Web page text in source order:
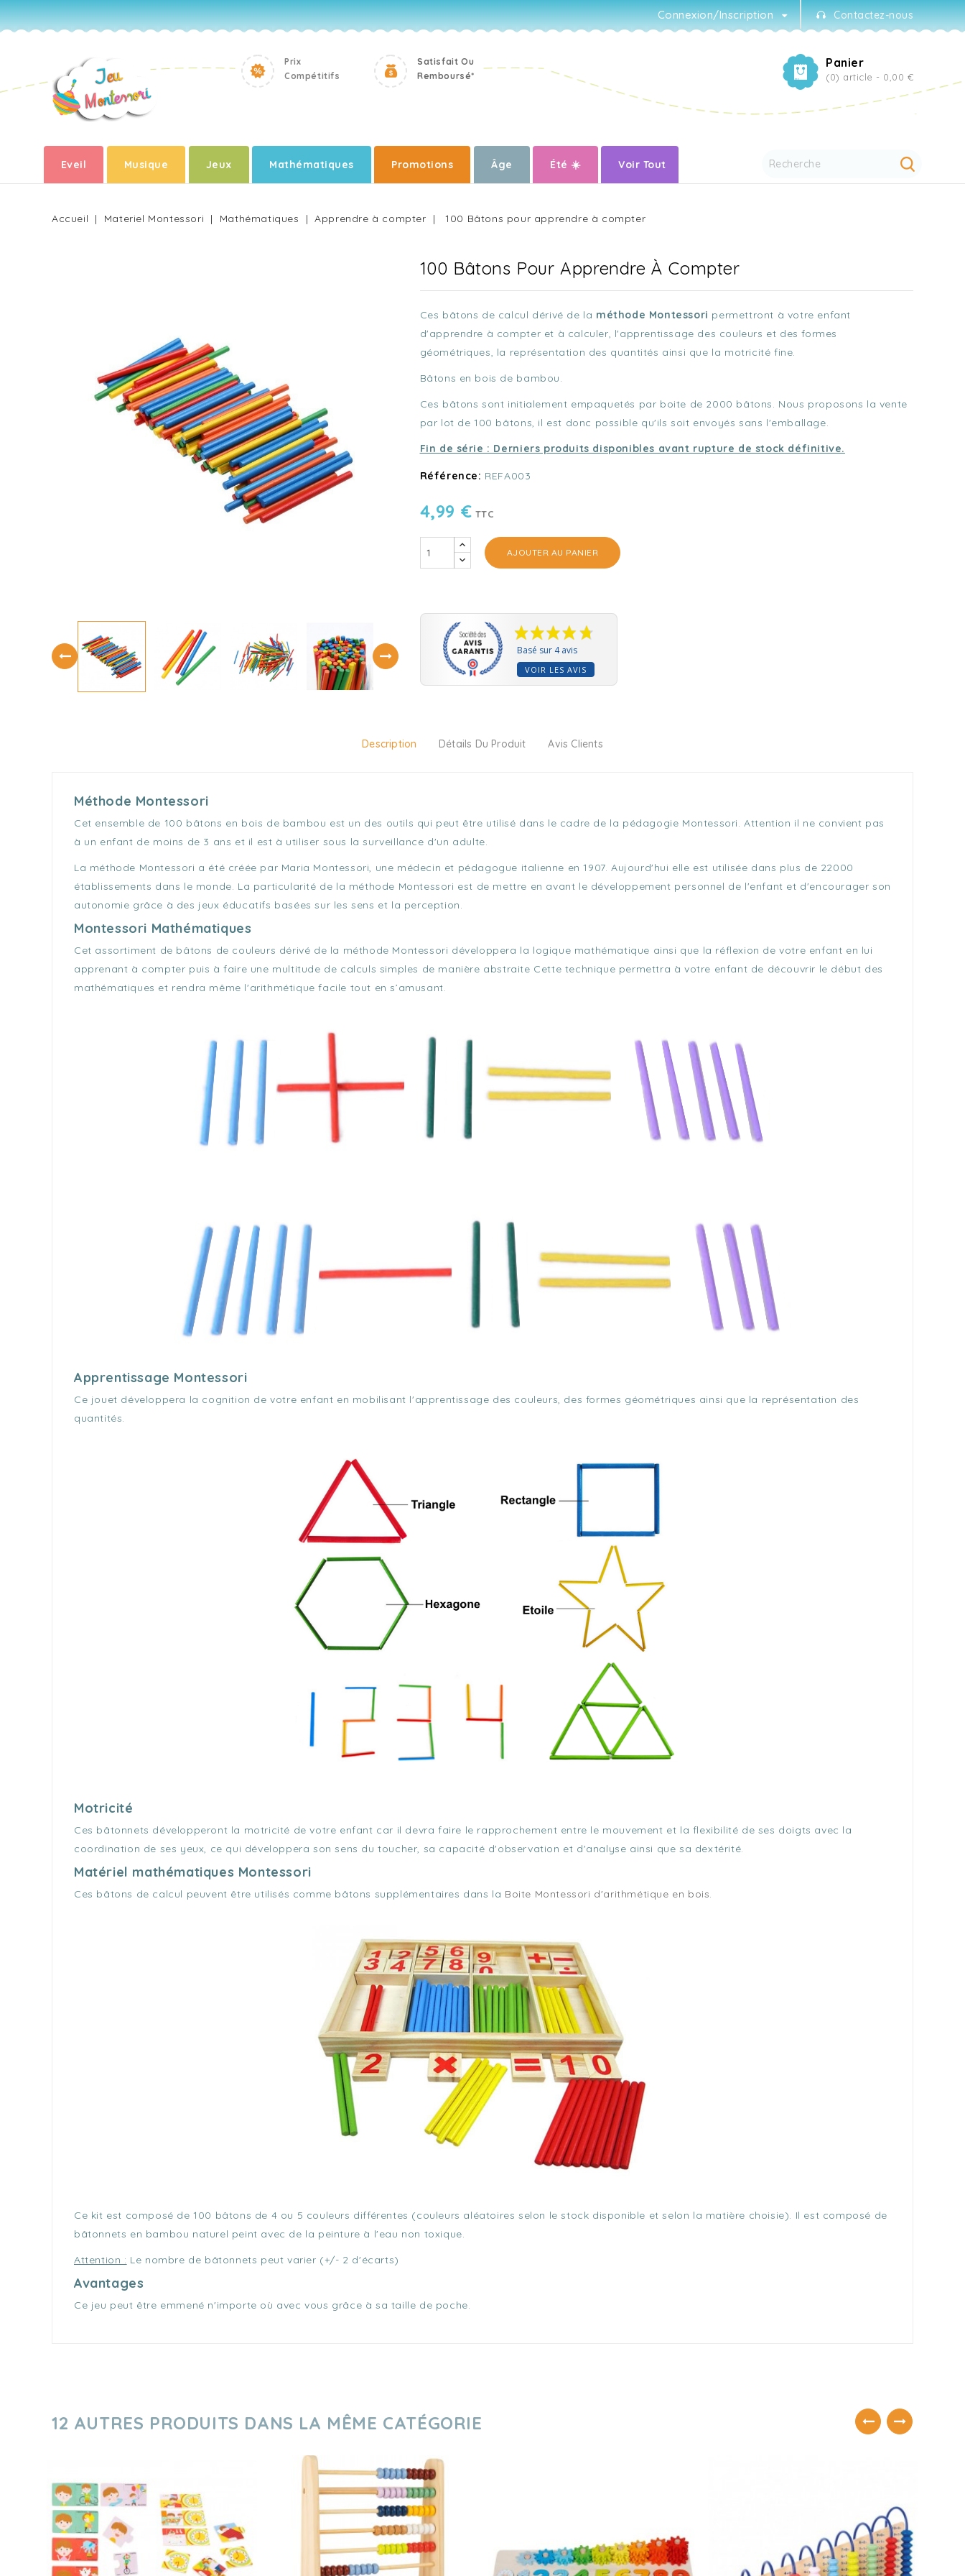
Contactez-nous
Connexion/Inscription
Panier
(0) article - 0,00 €
Prix
Compétitifs
Satisfait Ou
Remboursé*
Eveil Musique Jeux Mathématiques Promotions Âge Été ☀️ Voir Tout
Accueil Materiel Montessori Mathématiques Apprendre à compter 100 Bâtons pour apprendre à compter
100 Bâtons Pour Apprendre À Compter
Ces bâtons de calcul dérivé de la méthode Montessori permettront à votre enfant
d'apprendre à compter et à calculer, l'apprentissage des couleurs et des formes
géométriques, la représentation des quantités ainsi que la motricité fine.
Bâtons en bois de bambou.
Ces bâtons sont initialement empaquetés par boite de 2000 bâtons. Nous proposons la vente
par lot de 100 bâtons, il est donc possible qu'ils soit envoyés sans l'emballage.
Fin de série : Derniers produits disponibles avant rupture de stock définitive.
Référence: REFA003
4,99 € TTC
AJOUTER AU PANIER
Basé sur 4 avis
VOIR LES AVIS
Description Détails Du Produit Avis Clients
Méthode Montessori
Cet ensemble de 100 bâtons en bois de bambou est un des outils qui peut être utilisé dans le cadre de la pédagogie Montessori. Attention il ne convient pas
à un enfant de moins de 3 ans et il est à utiliser sous la surveillance d'un adulte.
La méthode Montessori a été créée par Maria Montessori, une médecin et pédagogue italienne en 1907. Aujourd'hui elle est utilisée dans plus de 22000
établissements dans le monde. La particularité de la méthode Montessori est de mettre en avant le développement personnel de l'enfant et d'encourager son
autonomie grâce à des jeux éducatifs basées sur les sens et la perception.
Montessori Mathématiques
Cet assortiment de bâtons de couleurs dérivé de la méthode Montessori développera la logique mathématique ainsi que la réflexion de votre enfant en lui
apprenant à compter puis à faire une multitude de calculs simples de manière abstraite Cette technique permettra à votre enfant de découvrir le début des
mathématiques et rendra même l'arithmétique facile tout en s’amusant.
Apprentissage Montessori
Ce jouet développera la cognition de votre enfant en mobilisant l'apprentissage des couleurs, des formes géométriques ainsi que la représentation des
quantités.
Motricité
Ces bâtonnets développeront la motricité de votre enfant car il devra faire le rapprochement entre le mouvement et la flexibilité de ses doigts avec la
coordination de ses yeux, ce qui développera son sens du toucher, sa capacité d'observation et d'analyse ainsi que sa dextérité.
Matériel mathématiques Montessori
Ces bâtons de calcul peuvent être utilisés comme bâtons supplémentaires dans la Boite Montessori d'arithmétique en bois.
Ce kit est composé de 100 bâtons de 4 ou 5 couleurs différentes (couleurs aléatoires selon le stock disponible et selon la matière choisie). Il est composé de
bâtonnets en bambou naturel peint avec de la peinture à l'eau non toxique.
Attention : Le nombre de bâtonnets peut varier (+/- 2 d'écarts)
Avantages
Ce jeu peut être emmené n'importe où avec vous grâce à sa taille de poche.
12 AUTRES PRODUITS DANS LA MÊME CATÉGORIE